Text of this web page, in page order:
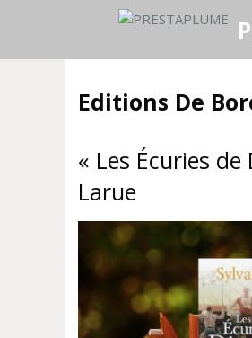
Editions De
« Les Écuries de
Larue